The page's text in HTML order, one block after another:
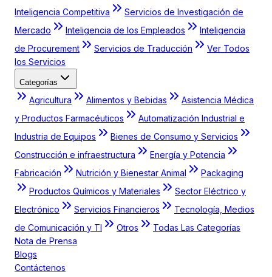
Inteligencia Competitiva
Servicios de Investigación de
Mercado
Inteligencia de los Empleados
Inteligencia
de Procurement
Servicios de Traducción
Ver Todos
los Servicios
Categorías
Agricultura Alimentos y Bebidas
Asistencia Médica
y Productos Farmacéuticos
Automatización Industrial e
Industria de Equipos
Bienes de Consumo y Servicios
Construcción e infraestructura
Energía y Potencia
Fabricación
Nutrición y Bienestar Animal
Packaging
Productos Químicos y Materiales
Sector Eléctrico y
Electrónico
Servicios Financieros
Tecnología, Medios
de Comunicación y TI
Otros
Todas Las Categorías
Nota de Prensa
Blogs
Contáctenos